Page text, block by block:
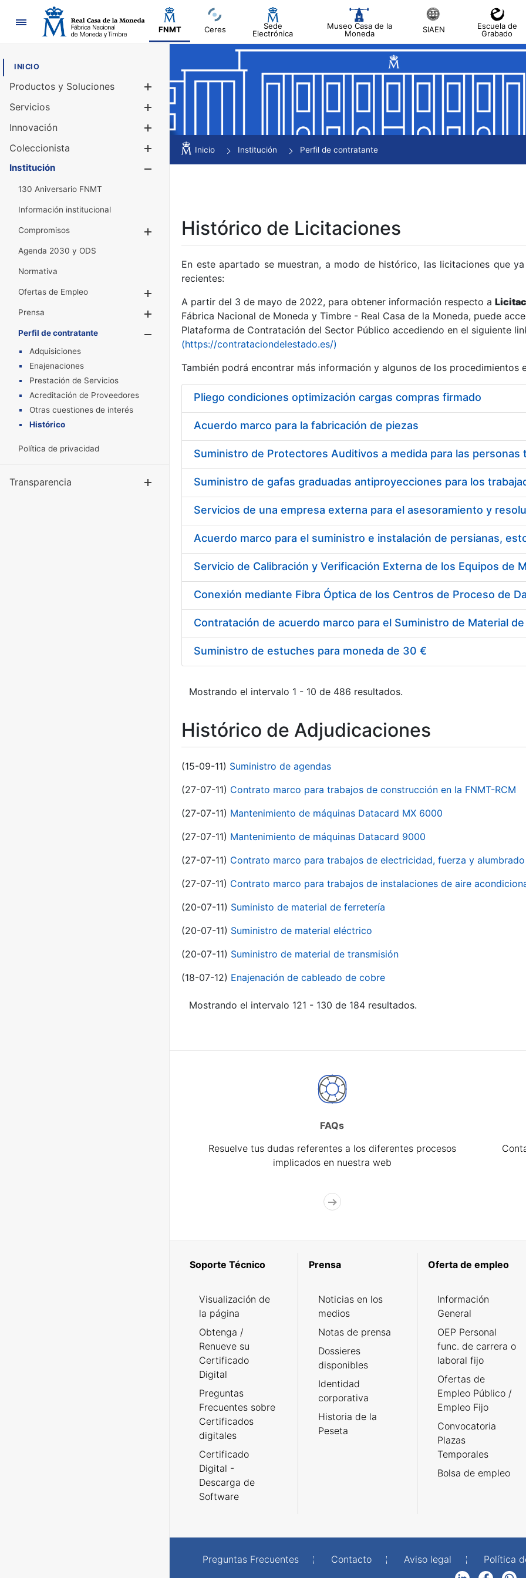
Navegación
FNMT Ceres
Sede
Electrónica
Museo Casa de la
Moneda
SIAEN
Escuela de
Grabado
INICIO
Productos y Soluciones
Mostrar/Ocultar
Servicios
Innovación
Coleccionista
Mostrar/Ocultar
Institución
130 Aniversario FNMT
Información institucional
Compromisos
Mostrar/Ocultar
Agenda 2030 y ODS
Normativa
Ofertas de Empleo
Prensa
Mostrar/Ocultar
Perfil de contratante
Mostrar/Ocultar
Adquisiciones
Enajenaciones
Prestación de Servicios
Acreditación de Proveedores
Otras cuestiones de interés
Histórico
Política de privacidad
Transparencia Mostrar/Ocultar
Inicio Institución Perfil de contratante
Histórico de Licitaciones
En este apartado se muestran, a modo de histórico, las licitaciones que
recientes:
A partir del 3 de mayo de 2022, para obtener información respecto a
Fábrica Nacional de Moneda y Timbre - Real Casa de la Moneda, puede
Plataforma de Contratación del Sector Público accediendo en el siguiente
(https://contrataciondelestado.es/)
También podrá encontrar más información y algunos de los procedimientos
Pliego condiciones optimización cargas compras firmado
Acuerdo marco para la fabricación de piezas
Acuerdo marco para el suministro e instalación de persianas,
Suministro de estuches para moneda de 30 €
Mostrando el intervalo 1 - 10 de 486 resultados.
Histórico de Adjudicaciones
(15-09-11) Suministro de agendas
(27-07-11) Contrato marco para trabajos de construcción en la FNMT-RCM
(27-07-11) Mantenimiento de máquinas Datacard MX 6000
(27-07-11) Mantenimiento de máquinas Datacard 9000
(27-07-11) Contrato marco para trabajos de electricidad, fuerza y alumbrado
(27-07-11) Contrato marco para trabajos de instalaciones de aire
(20-07-11) Suministo de material de ferretería
(20-07-11) Suministro de material eléctrico
(20-07-11) Suministro de material de transmisión
(18-07-12) Enajenación de cableado de cobre
Mostrando el intervalo 121 - 130 de 184 resultados.
FAQs
Resuelve tus dudas referentes a los diferentes procesos
implicados en nuestra web
Soporte Técnico
Visualización de
la página
Obtenga /
Renueve su
Certificado
Digital
Preguntas
Frecuentes sobre
Certificados
digitales
Certificado
Digital -
Descarga de
Software
Prensa
Noticias en los
medios
Notas de prensa
Dossieres
disponibles
Identidad
corporativa
Historia de la
Peseta
Oferta de empleo
Información
General
OEP Personal
func. de carrera o
laboral fijo
Ofertas de
Empleo Público /
Empleo Fijo
Convocatoria
Plazas
Temporales
Bolsa de empleo
Preguntas Frecuentes Contacto Aviso legal Política